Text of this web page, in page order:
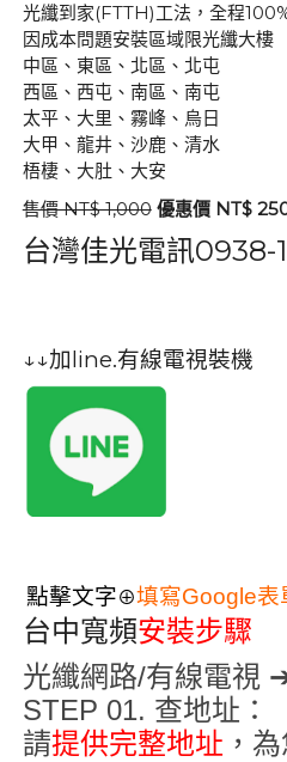
光纖到家(FTTH)工法，全程
因成本問題安裝區域限光纖大樓
中區、東區、北區、北屯
西區、西屯、南區、南屯
太平、大里、霧峰、烏日
大甲、龍井、沙鹿、清水
梧棲、大肚、大安
售價 NT$ 1,000 優惠價 NT$
台灣佳光電訊0938-
↓↓加line.有線電視裝機
點擊文字⊕填寫Google表
台中寬頻安裝步驟
光纖網路/有線電視
STEP 01. 查地址 ：
請提供完整地址 ，